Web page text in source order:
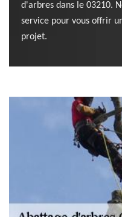
d'arbres dans le 03210.
service pour vous offrir
projet.